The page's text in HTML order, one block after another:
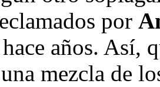
por
hace años. Así,
mezcla de